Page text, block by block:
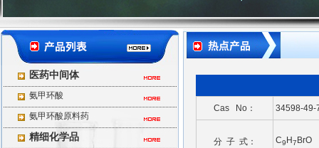
医药中间体
氨甲环酸
氨甲环酸原料药
精细化学品
Cas No： 34598-49-
分 子 式： C9 H7 BrO